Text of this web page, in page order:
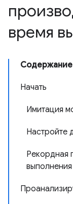
время
Содержание
Начать
Имитация
Настройте
Рекордная
выполнения